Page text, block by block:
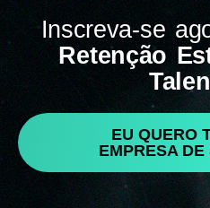
Inscreva-se
Retenção
EU QUERO
EMPRESA DE